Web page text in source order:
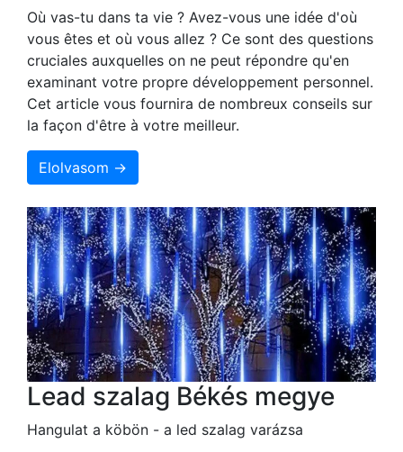
Où vas-tu dans ta vie ? Avez-vous une idée d'où
vous êtes et où vous allez ? Ce sont des questions
cruciales auxquelles on ne peut répondre qu'en
examinant votre propre développement personnel.
Cet article vous fournira de nombreux conseils sur
la façon d'être à votre meilleur.
Elolvasom →
Lead szalag Békés megye
Hangulat a köbön - a led szalag varázsa